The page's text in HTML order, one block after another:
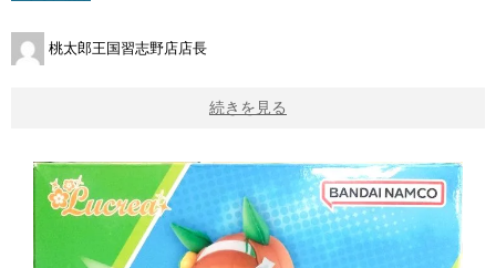
桃太郎王国習志野店店長
続きを見る